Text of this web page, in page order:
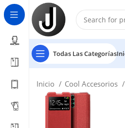
Todas Las Categorías
Inicio Cool Accesorios